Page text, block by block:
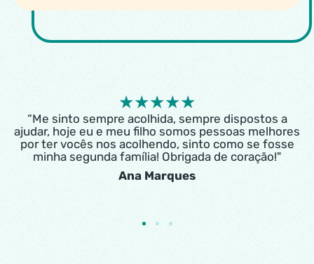
★★★★★
“Me sinto sempre acolhida, sempre dispostos a
ajudar, hoje eu e meu filho somos pessoas melhores
por ter vocês nos acolhendo, sinto como se fosse
minha segunda família! Obrigada de coração!"
Ana Marques